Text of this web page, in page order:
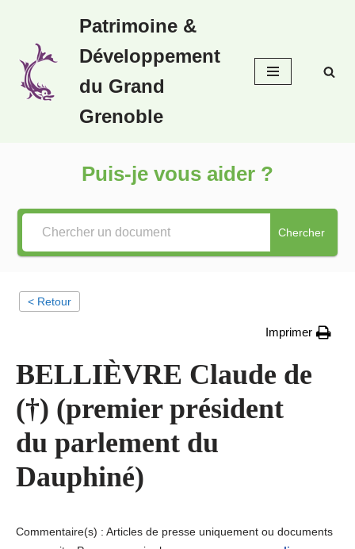
au
contenu
Patrimoine &
Développement
du Grand
Grenoble
Puis-je vous aider ?
Chercher
< Retour
Imprimer
BELLIÈVRE Claude de
(†) (premier président
du parlement du
Dauphiné)
Commentaire(s) : Articles de presse uniquement ou documents